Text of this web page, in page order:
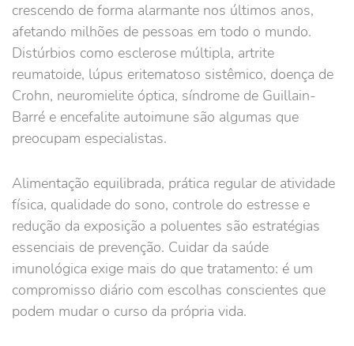
crescendo de forma alarmante nos últimos anos,
afetando milhões de pessoas em todo o mundo.
Distúrbios como esclerose múltipla, artrite
reumatoide, lúpus eritematoso sistêmico, doença de
Crohn, neuromielite óptica, síndrome de Guillain-
Barré e encefalite autoimune são algumas que
preocupam especialistas.
Alimentação equilibrada, prática regular de atividade
física, qualidade do sono, controle do estresse e
redução da exposição a poluentes são estratégias
essenciais de prevenção. Cuidar da saúde
imunológica exige mais do que tratamento: é um
compromisso diário com escolhas conscientes que
podem mudar o curso da própria vida.